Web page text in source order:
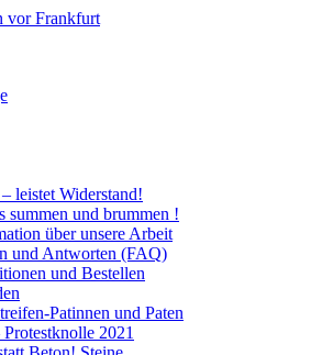
leistet Widerstand!
summen und brummen !
über unsere Arbeit
und Antworten (FAQ)
und Bestellen
Patinnen und Paten
2021